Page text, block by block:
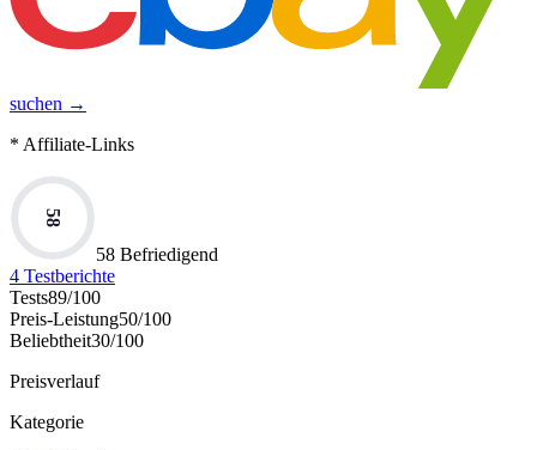
suchen →
* Affiliate-Links
58
58 Befriedigend
4 Testberichte
Tests89/100
Preis-Leistung50/100
Beliebtheit30/100
Preisverlauf
Kategorie